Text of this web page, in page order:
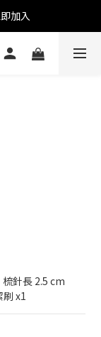
加入
加入
針長 2.5 cm
x1